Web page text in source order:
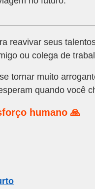
reavivar seus
ou colega de
tornar muito
quando você
humano 🙏